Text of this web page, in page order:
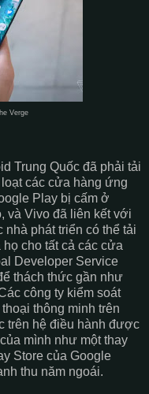
Verge
Trung Quốc đã phải tải
các cửa hàng ứng
Play bị cấm ở
và Vivo đã liên kết với
nhà phát triển có thể tải
cho tất cả các cửa
Developer Service
thách thức gần như
công ty kiểm soát
thông minh trên
trên hệ điều hành được
mình như một thay
Store của Google
thu năm ngoái.